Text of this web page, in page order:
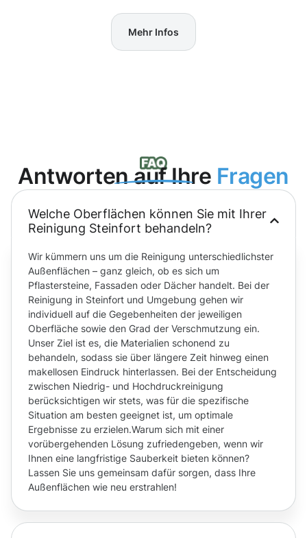
Mehr Infos
Antworten auf Ihre Fragen
Welche Oberflächen können Sie mit Ihrer
Reinigung Steinfort behandeln?
Wir kümmern uns um die Reinigung unterschiedlichster
Außenflächen – ganz gleich, ob es sich um
Pflastersteine, Fassaden oder Dächer handelt. Bei der
Reinigung in Steinfort und Umgebung gehen wir
individuell auf die Gegebenheiten der jeweiligen
Oberfläche sowie den Grad der Verschmutzung ein.
Unser Ziel ist es, die Materialien schonend zu
behandeln, sodass sie über längere Zeit hinweg einen
makellosen Eindruck hinterlassen. Bei der Entscheidung
zwischen Niedrig- und Hochdruckreinigung
berücksichtigen wir stets, was für die spezifische
Situation am besten geeignet ist, um optimale
Ergebnisse zu erzielen.Warum sich mit einer
vorübergehenden Lösung zufriedengeben, wenn wir
Ihnen eine langfristige Sauberkeit bieten können?
Lassen Sie uns gemeinsam dafür sorgen, dass Ihre
Außenflächen wie neu erstrahlen!